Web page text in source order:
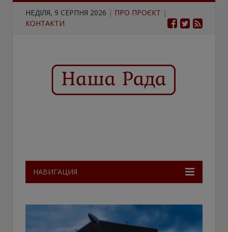
НЕДІЛЯ, 9 СЕРПНЯ 2026 | ПРО ПРОЄКТ |
КОНТАКТИ
НАВИГАЦИЯ